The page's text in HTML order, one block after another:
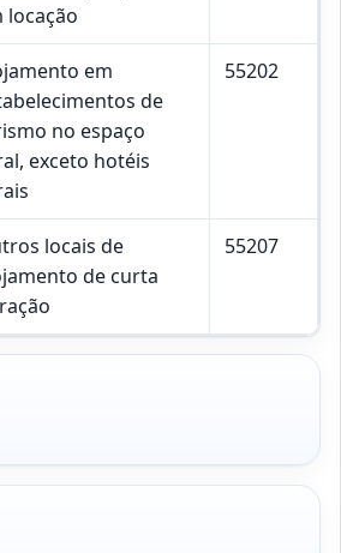
locação
em
de
no espaço
exceto hotéis
55202
locais de
de curta
55207